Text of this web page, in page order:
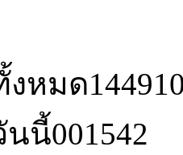
งหมด
นนี้001542